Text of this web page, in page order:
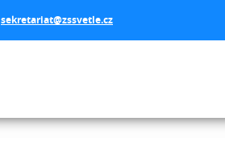
sekretariat@zssvetle.cz